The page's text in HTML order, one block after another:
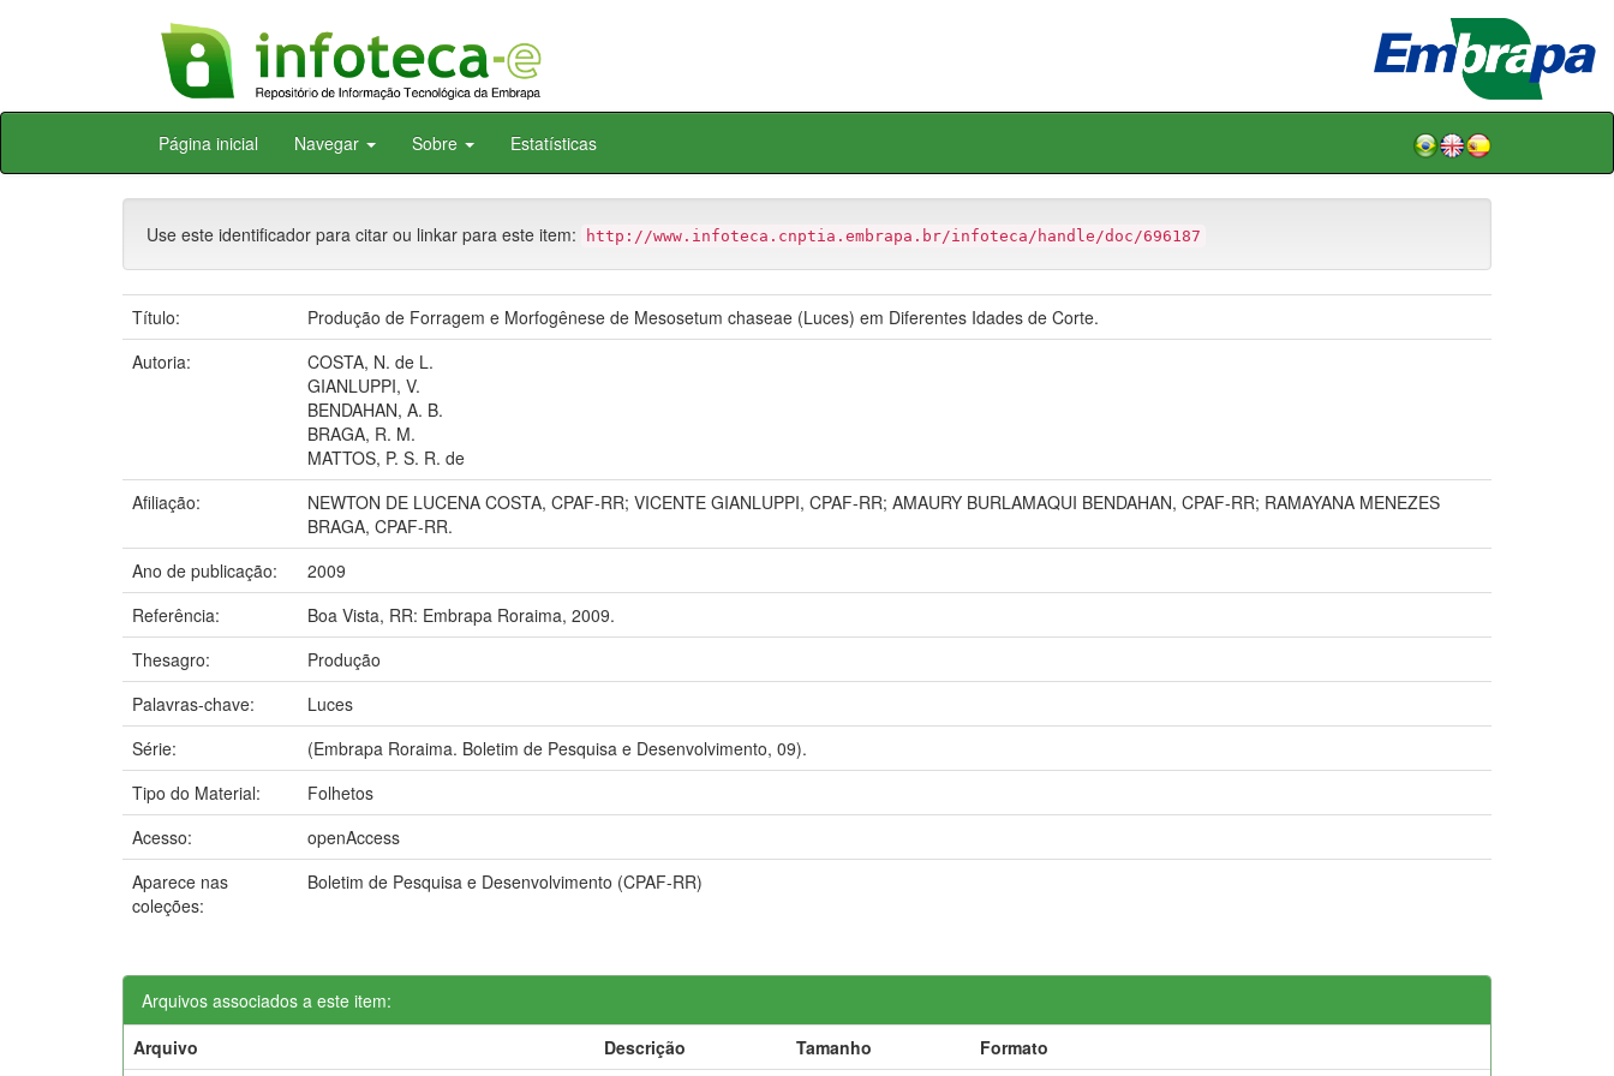
Skip
Página inicial Navegar Sobre Estatísticas
Use este identificador para citar ou linkar para este item: http://www.infoteca.cnptia.embrapa.br/infoteca/handle/doc/696187
Título:
Produção de Forragem e Morfogênese de Mesosetum chaseae (Luces) em Diferentes Idades de Corte.
Autoria:
COSTA, N. de L.
GIANLUPPI, V.
BENDAHAN, A. B.
BRAGA, R. M.
MATTOS, P. S. R. de
Afiliação:
NEWTON DE LUCENA COSTA, CPAF-RR; VICENTE GIANLUPPI, CPAF-RR; AMAURY BURLAMAQUI BENDAHAN, CPAF-RR; RAMAYANA MENEZES
BRAGA, CPAF-RR.
Ano de publicação:
2009
Referência:
Boa Vista, RR: Embrapa Roraima, 2009.
Thesagro:
Produção
Palavras-chave:
Luces
Série:
(Embrapa Roraima. Boletim de Pesquisa e Desenvolvimento, 09).
Tipo do Material:
Folhetos
Acesso:
openAccess
Aparece nas
coleções:
Boletim de Pesquisa e Desenvolvimento (CPAF-RR)
Arquivos associados a este item:
Arquivo
Descrição Tamanho Formato